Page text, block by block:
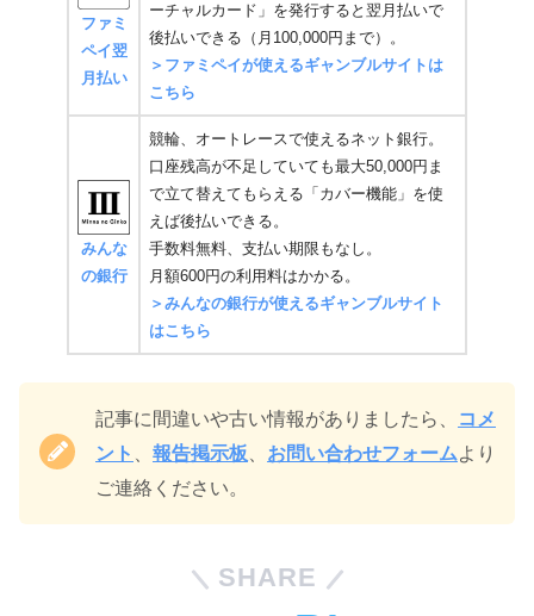
ファミ
ペイ翌
月払い
ーチャルカード」を発行すると翌月払いで
後払いできる（月100,000円まで）。
＞ファミペイが使えるギャンブルサイトは
こちら
みんな
の銀行
競輪、オートレースで使えるネット銀行。
口座残高が不足していても最大50,000円ま
で立て替えてもらえる「カバー機能」を使
えば後払いできる。
手数料無料、支払い期限もなし。
月額600円の利用料はかかる。
＞みんなの銀行が使えるギャンブルサイト
はこちら
記事に間違いや古い情報がありましたら、
コメ
ント
報告掲示板 お問い合わせフォームより
ご連絡ください。
SHARE